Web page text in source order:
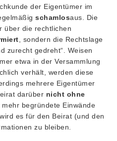
der Eigentümer im
schamlosaus. Die
über die rechtlichen
, sondern die Rechtslage
zurecht gedreht“. Weisen
etwa in der Versammlung
verhält, werden diese
mehrere Eigentümer
darüber nicht ohne
mehr begründete Einwände
es für den Beirat (und den
zu bleiben.